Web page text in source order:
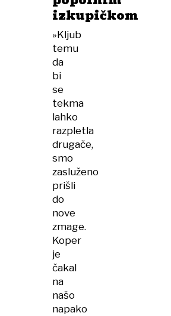
izkupičkom
»Kljub
temu
da
bi
se
tekma
lahko
razpletla
drugače,
smo
zasluženo
prišli
do
nove
zmage.
Koper
je
čakal
na
našo
napako